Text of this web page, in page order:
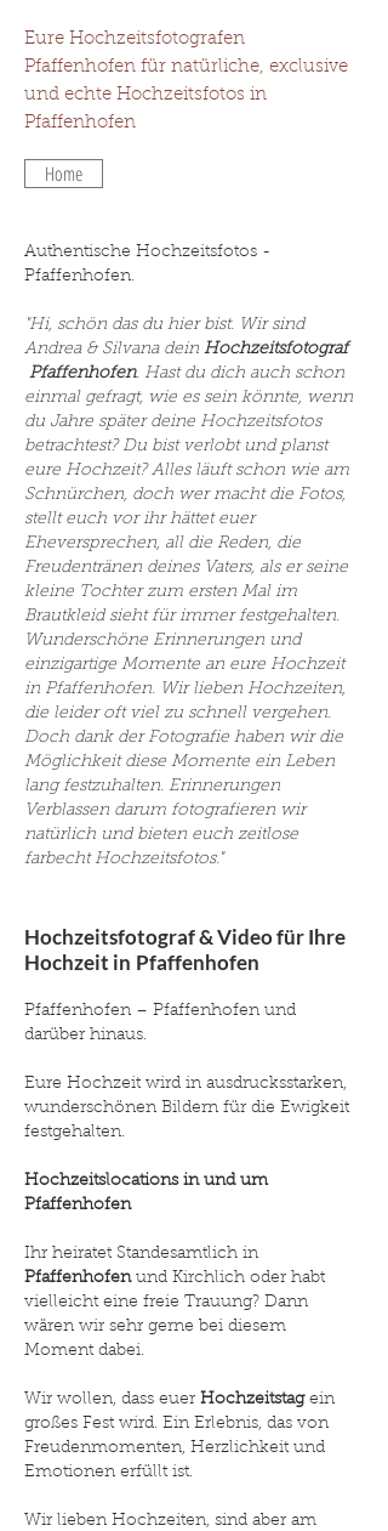
Eure Hochzeitsfotografen
Pfaffenhofen für natürliche, exclusive
und echte Hochzeitsfotos in
Pfaffenhofen
Home
Authentische Hochzeitsfotos -
Pfaffenhofen.
"Hi, schön das du hier bist. Wir sind
Andrea & Silvana dein Hochzeitsfotograf
Pfaffenhofen. Hast du dich auch schon
einmal gefragt, wie es sein könnte, wenn
du Jahre später deine Hochzeitsfotos
betrachtest? Du bist verlobt und planst
eure Hochzeit? Alles läuft schon wie am
Schnürchen, doch wer macht die Fotos,
stellt euch vor ihr hättet euer
Eheversprechen, all die Reden, die
Freudentränen deines Vaters, als er seine
kleine Tochter zum ersten Mal im
Brautkleid sieht für immer festgehalten.
Wunderschöne Erinnerungen und
einzigartige Momente an eure Hochzeit
in Pfaffenhofen. Wir lieben Hochzeiten,
die leider oft viel zu schnell vergehen.
Doch dank der Fotografie haben wir die
Möglichkeit diese Momente ein Leben
lang festzuhalten. Erinnerungen
Verblassen darum fotografieren wir
natürlich und bieten euch zeitlose
farbecht Hochzeitsfotos."
Hochzeitsfotograf & Video für Ihre
Hochzeit in Pfaffenhofen
Pfaffenhofen – Pfaffenhofen und
darüber hinaus.
Eure Hochzeit wird in ausdrucksstarken,
wunderschönen Bildern für die Ewigkeit
festgehalten.
Hochzeitslocations in und um
Pfaffenhofen
Ihr heiratet Standesamtlich in
Pfaffenhofenund Kirchlich oder habt
vielleicht eine freie Trauung? Dann
wären wir sehr gerne bei diesem
Moment dabei.
Wir wollen, dass euer Hochzeitstagein
großes Fest wird. Ein Erlebnis, das von
Freudenmomenten, Herzlichkeit und
Emotionen erfüllt ist.
Wir lieben Hochzeiten, sind aber am